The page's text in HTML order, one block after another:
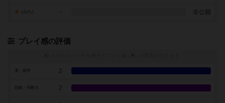
- 非公開
プレイ感の評価
※
2
戦略・判断力 2